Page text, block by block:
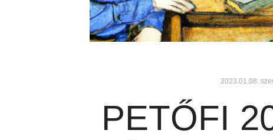
2023.01.08.
PETŐFI